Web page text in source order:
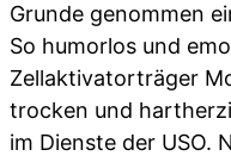
Grunde genommen
So humorlos und
Zellaktivatorträger
trocken und
im Dienste der USO.